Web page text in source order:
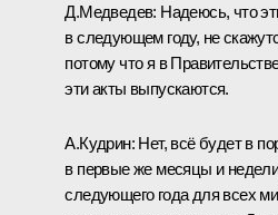
Д.Медведев: Надеюсь, что
в следующем году, не
потому что я в
эти акты выпускаются.
А.Кудрин: Нет, всё будет в
в первые же месяцы и
следующего года для всех